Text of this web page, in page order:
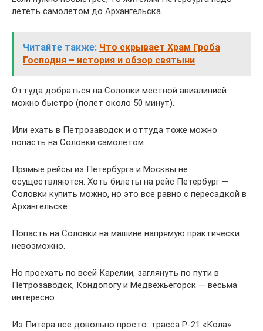
лететь самолетом до Архангельска.
Читайте также: Что скрывает Храм Гроба
Господня – история и обзор святыни
Оттуда добраться на Соловки местной авиалинией
можно быстро (полет около 50 минут).
Или ехать в Петрозаводск и оттуда тоже можно
попасть на Соловки самолетом.
Прямые рейсы из Петербурга и Москвы не
осуществляются. Хоть билеты на рейс Петербург —
Соловки купить можно, но это все равно с пересадкой в
Архангельске.
Попасть на Соловки на машине напрямую практически
невозможно.
Но проехать по всей Карелии, заглянуть по пути в
Петрозаводск, Кондопогу и Медвежьегорск — весьма
интересно.
Из Питера все довольно просто: трасса Р-21 «Кола»